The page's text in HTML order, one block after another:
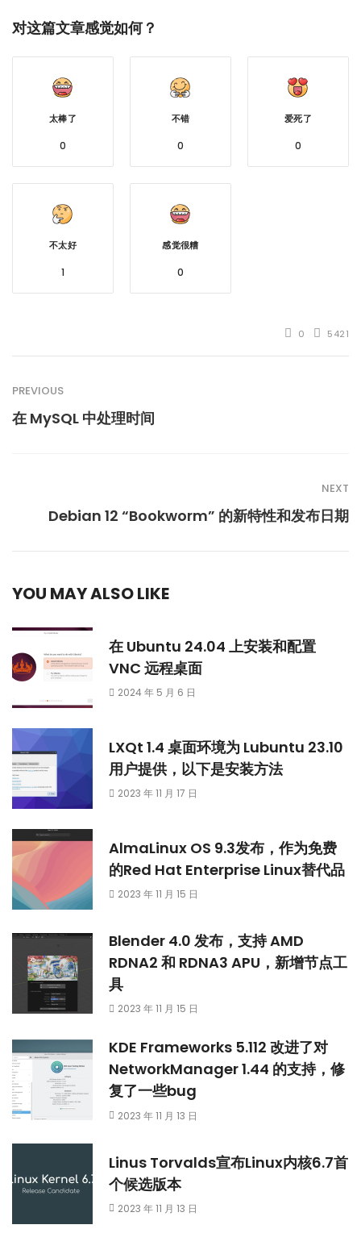
对这篇文章感觉如何？
太棒了
0
不错
0
爱死了
0
不太好
1
感觉很糟
0
0 5421
PREVIOUS
在 MySQL 中处理时间
NEXT
Debian 12 “Bookworm” 的新特性和发布日期
YOU MAY ALSO LIKE
在 Ubuntu 24.04 上安装和配置
VNC 远程桌面
2024 年 5 月 6 日
LXQt 1.4 桌面环境为 Lubuntu 23.10
用户提供，以下是安装方法
2023 年 11 月 17 日
AlmaLinux OS 9.3发布，作为免费
的Red Hat Enterprise Linux替代品
2023 年 11 月 15 日
Blender 4.0 发布，支持 AMD
RDNA2 和 RDNA3 APU，新增节点工
具
2023 年 11 月 15 日
KDE Frameworks 5.112 改进了对
NetworkManager 1.44 的支持，修
复了一些bug
2023 年 11 月 13 日
Linus Torvalds宣布Linux内核6.7首
个候选版本
2023 年 11 月 13 日